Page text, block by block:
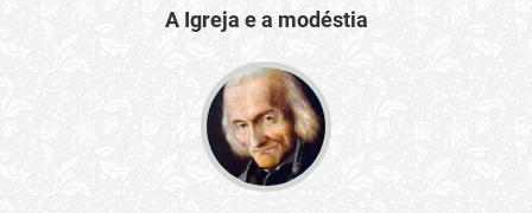
A Igreja e a modéstia